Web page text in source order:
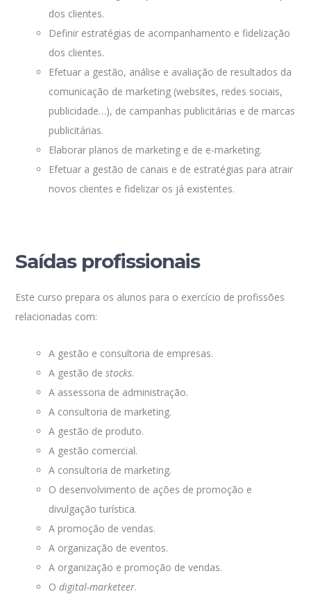
dos clientes.
Definir estratégias de acompanhamento e fidelização
dos clientes.
Efetuar a gestão, análise e avaliação de resultados da
comunicação de marketing (websites, redes sociais,
publicidade…), de campanhas publicitárias e de marcas
publicitárias.
Elaborar planos de marketing e de e-marketing.
Efetuar a gestão de canais e de estratégias para atrair
novos clientes e fidelizar os já existentes.
Saídas profissionais
Este curso prepara os alunos para o exercício de profissões
relacionadas com:
A gestão e consultoria de empresas.
A gestão destocks.
A assessoria de administração.
A consultoria de marketing.
A gestão de produto.
A gestão comercial.
A consultoria de marketing.
O desenvolvimento de ações de promoção e
divulgação turística.
A promoção de vendas.
A organização de eventos.
A organização e promoção de vendas.
Odigital-marketeer.